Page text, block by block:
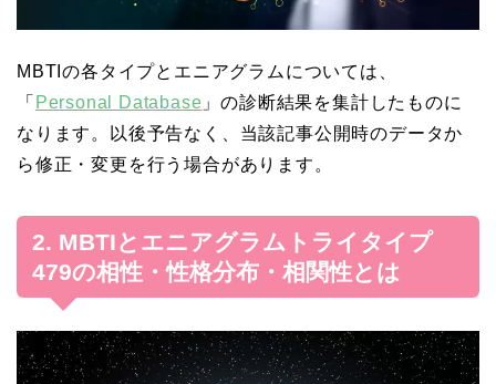
MBTIの各タイプとエニアグラムについては、
「 Personal Database 」の診断結果を集計したものに
なります。以後予告なく、当該記事公開時のデータか
ら修正・変更を行う場合があります。
2. MBTIとエニアグラムトライタイプ
479の相性・性格分布・相関性とは